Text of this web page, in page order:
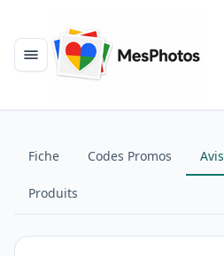
Menu
Fiche Codes Promos Avis
Produits